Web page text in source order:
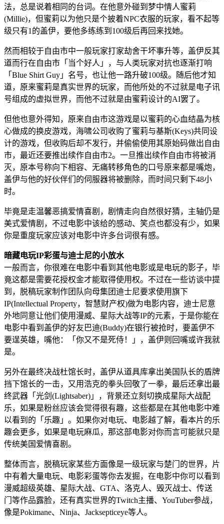
法，总是说着相同的台词。在他意外碰到梦中情人蜜莉
(Millie)，但蜜莉以为他只是个披着NPC衣服的玩家，看不起等
级只有1的盖伊，要他多练练到100级后再回来找她。
然而相较于自由市中一般玩家打家劫舍干坏事升等，盖伊反其
道而行在自由市「当个好人」，与人类玩家对抗也逐渐打响
「Blue Shirt Guy」名号，也让他一路升破100级。随后他才知
道，原来蜜莉是真实世界的玩家，而他所处的不过就是电子讯
号组成的虚拟世界，而他不过就是由蜜莉设计的AI罢了。
但他也意外得知，原来自由市这游戏是以蜜莉的心血结晶为核
心做成的换皮游戏，海啸公司收购了蜜莉与基斯(Keys)共同设
计的游戏，但收购后却不发行，并偷偷使用其原始码做出自由
市，最近还要推出续作自由市2。一旦推出续作自由市将被消
灭，原本号称向下相容、无痛转移角色的口号原来都是嘴炮，
盖伊与他的好伙伴们的伺服器将被删除，而时间只剩下48小
时。
毕竟是走温馨恶搞爱情喜剧，剧情走向自然很好猜，主轴仍是
美式爱情剧，不过电影中该给的感动、笑点也都没有少，如果
你是重度玩家应该对电影中许多台词很有感。
暗藏电玩IP彩蛋与迪士尼的小放水
一般而言，你很难在电影中看到其他电影或是电玩的影子，毕
竟这都是需要花授权金才能取得使用权。不过在一些访谈中提
到，脱稿玩家制作团队向母集团迪士尼要求使用旗下
IP(Intellectual Property，智慧财产权)做为电影内容，迪士尼意
外地同意让他们使用漫威、星际大战等IP的元素，于是你能在
电影中看到盖伊的好友巴迪(Buddy)在银行被抢时，要盖伊不
要逞英雄，嘴他：「你又不是死侍！」，盖伊则回嘴或许我就
是。
另外在最终决战杜馆长时，盖伊从道具库拿出美国队长的盾牌
挡下馆长的一击，又用浩克的拳头回敬了一拳，最后还拿出最
终武器「光剑(Lightsaber)」，背景还立刻切换成星际大战配
乐，如果是粉丝应该会觉得很有趣，这些都是在其他电影中难
以看到的「乐趣」。如果你对电玩、电影越了解，看本片的乐
趣会更多，如果是电玩麻瓜，那这部电影对你而言可能就只是
传统美国爱情喜剧。
整体而言，脱稿玩家某些方面像是一级玩家与楚门的世界，片
中有着大量电玩、电影彩蛋等你去发掘，在电影中你可以看到
漫威超级英雄、星际大战、GTA、洛克人、毁灭战士、传送
门等作品露脸，还有真实世界的Twitch主播、YouTuber参战，
像是Pokimane、Ninja、Jacksepticeye等人。